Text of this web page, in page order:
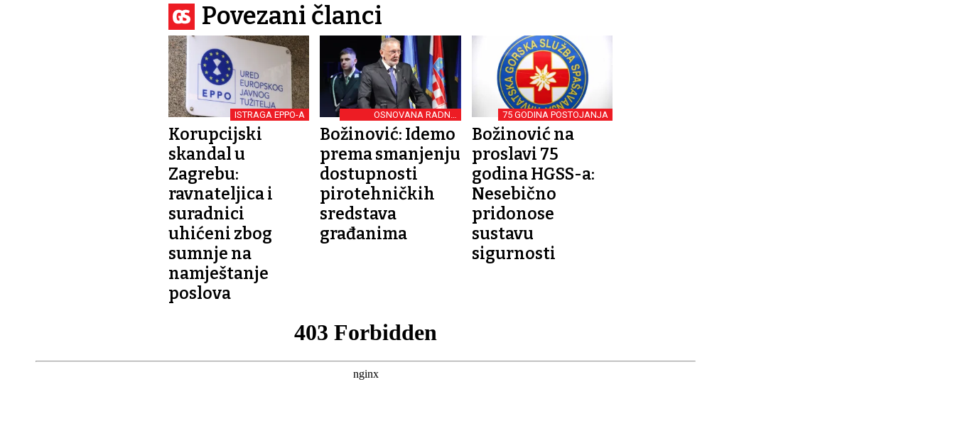
Povezani članci
ISTRAGA EPPO-A
Korupcijski
skandal u
Zagrebu:
ravnateljica i
suradnici
uhićeni zbog
sumnje na
namještanje
poslova
OSNOVANA RADNA
SKUPINA
Božinović: Idemo
prema smanjenju
dostupnosti
pirotehničkih
sredstava
građanima
75 GODINA POSTOJANJA
Božinović na
proslavi 75
godina HGSS-a:
Nesebično
pridonose
sustavu
sigurnosti